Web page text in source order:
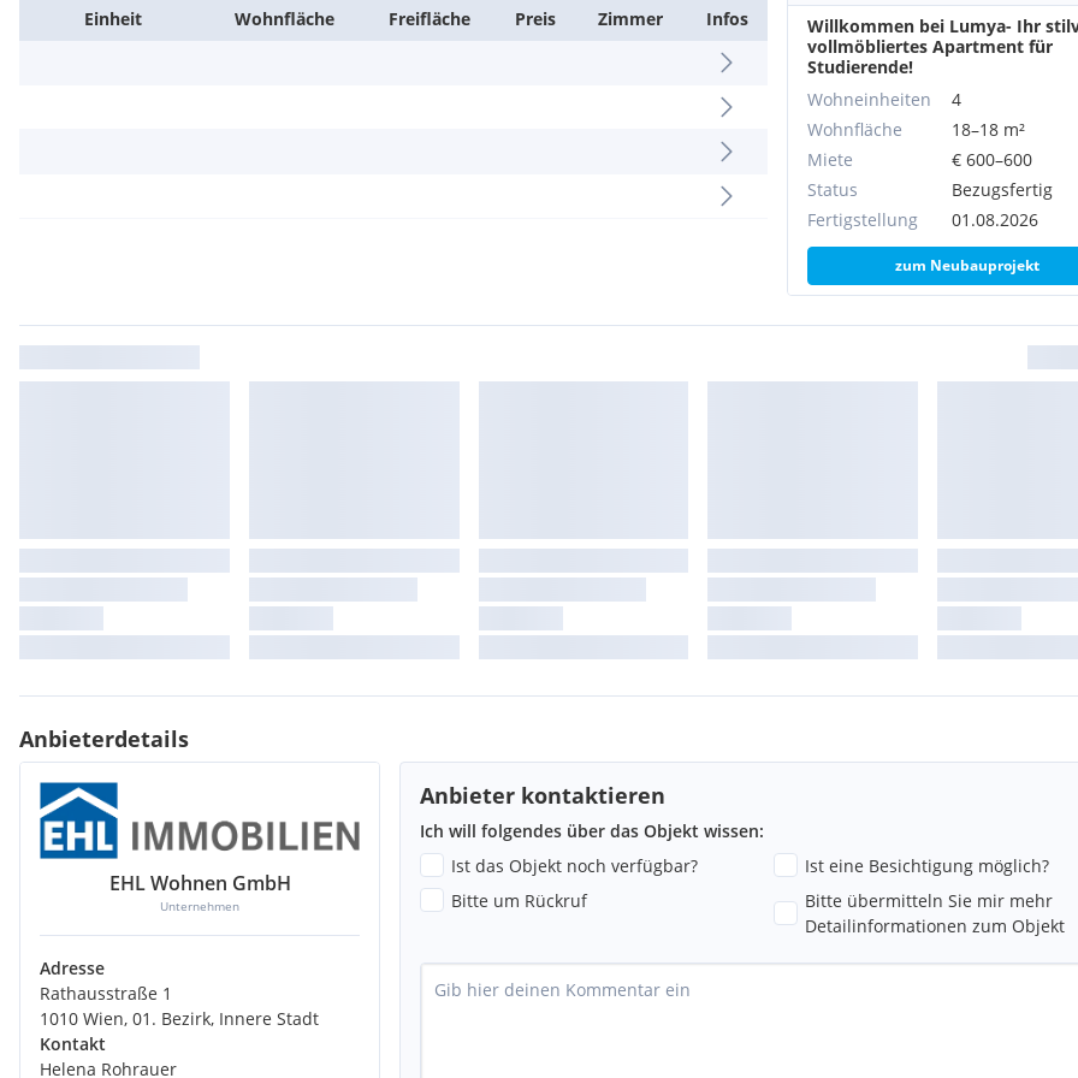
familiäres oder wirtschaftliches Naheverhältnis besteht.
Der Immobilienmakler erklärt, dass er - entgegen dem in der Immobilienwirtschaft üblichen
Einheit Wohn­fläche Frei­fläche Preis Zimmer Infos
Willkommen bei Lumya- Ihr
vollmöbliertes Apartment für
Studierende!
Wohneinheiten
4
Wohnfläche
18–18 m²
Miete
€ 600–600
Status
Bezugsfertig
Fertigstellung
01.08.2026
zum Neubauprojekt
Anbieterdetails
EHL Wohnen GmbH
Unternehmen
Adresse
Rathausstraße 1
1010 Wien, 01. Bezirk, Innere Stadt
Kontakt
Helena Rohrauer
Anbieter kontaktieren
Ich will folgendes über das Objekt wissen:
Ist das Objekt noch verfügbar?
Ist eine Besichtigung möglich?
Bitte um Rückruf
Bitte übermitteln Sie mir mehr
Detailinformationen zum Objekt